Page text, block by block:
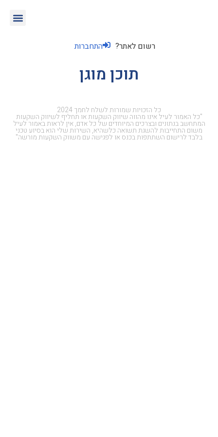
רשום לאתר? התחברות
תוכן מוגן
כל הזכויות שמורות לשלח לחמך 2024
"כל האמור לעיל אינו מהווה שיווק השקעות או תחליף לשיווק השקעות
המתחשב בנתונים ובצרכים המיוחדים של כל אדם, אין לראות באמור לעיל
משום התחייבות להשגת תשואה כלשהיא, השירות שלי הוא בסיוע טכני
בלבד לרישום השתתפות בכנס או לפגישה עם משווק השקעות מורשה"